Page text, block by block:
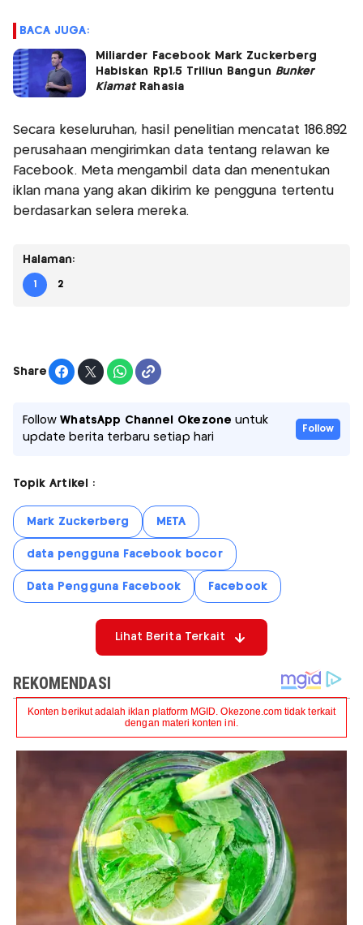
BACA JUGA:
Miliarder Facebook Mark Zuckerberg
Habiskan Rp1,5 Triliun Bangun Bunker
KiamatRahasia
Secara keseluruhan, hasil penelitian mencatat 186.892
perusahaan mengirimkan data tentang relawan ke
Facebook. Meta mengambil data dan menentukan
iklan mana yang akan dikirim ke pengguna tertentu
berdasarkan selera mereka.
Halaman:
1 2
Share
FollowWhatsApp Channel Okezone untuk
update berita terbaru setiap hari
Follow
Topik Artikel :
Mark Zuckerberg META
data pengguna Facebook bocor
Data Pengguna Facebook Facebook
Lihat Berita Terkait